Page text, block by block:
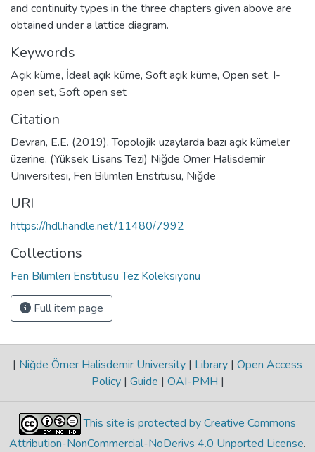
and continuity types in the three chapters given above are
obtained under a lattice diagram.
Keywords
Açık küme, İdeal açık küme, Soft açık küme, Open set, I-
open set, Soft open set
Citation
Devran, E.E. (2019). Topolojik uzaylarda bazı açık kümeler
üzerine. (Yüksek Lisans Tezi) Niğde Ömer Halisdemir
Üniversitesi, Fen Bilimleri Enstitüsü, Niğde
URI
https://hdl.handle.net/11480/7992
Collections
Fen Bilimleri Enstitüsü Tez Koleksiyonu
Full item page
| Niğde Ömer Halisdemir University | Library | Open Access
Policy | Guide | OAI-PMH |
This site is protected by Creative Commons
Attribution-NonCommercial-NoDerivs 4.0 Unported License.